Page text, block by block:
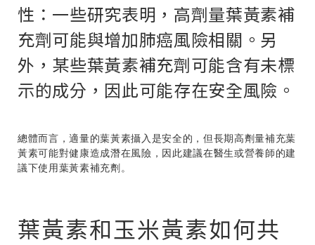
性：一些研究表明，高劑量葉黃素補
充劑可能與增加肺癌風險相關。另
外，某些葉黃素補充劑可能含有未標
示的成分，因此可能存在安全風險。
總體而言，適量的葉黃素攝入是安全的，但長期高劑量補充葉
黃素可能對健康造成潛在風險，因此建議在醫生或營養師的建
議下使用葉黃素補充劑。
葉黃素和玉米黃素如何共